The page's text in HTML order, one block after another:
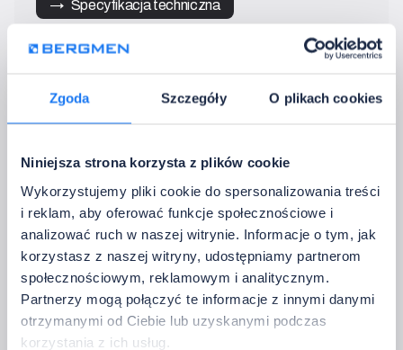
Zgoda Szczegóły O plikach cookies
Niniejsza strona korzysta z plików cookie
Wykorzystujemy pliki cookie do spersonalizowania treści
i reklam, aby oferować funkcje społecznościowe i
analizować ruch w naszej witrynie. Informacje o tym, jak
korzystasz z naszej witryny, udostępniamy partnerom
społecznościowym, reklamowym i analitycznym.
Partnerzy mogą połączyć te informacje z innymi danymi
otrzymanymi od Ciebie lub uzyskanymi podczas
korzystania z ich usług.
→   Specyfikacja techniczna
• IP:
20
• Moc wyj. 12 V DC:
max. 144 W
• Sterowanie:
2.4 GHz
• Temperatura pracy:
Nie potrzebuję sterowania
5. Dane kontaktowe
Podaj dane, na które mamy wrócić z potwierdzeniem konfiguracji.
Pełna nazwa firmy:
Firmowy adres e-mail: